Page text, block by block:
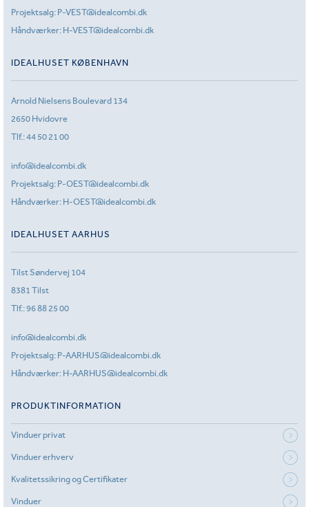
Projektsalg: P-VEST@idealcombi.dk
Håndværker: H-VEST@idealcombi.dk
IDEALHUSET KØBENHAVN
Arnold Nielsens Boulevard 134
2650 Hvidovre
Tlf.:44 50 21 00
info@idealcombi.dk
Projektsalg: P-OEST@idealcombi.dk
Håndværker: H-OEST@idealcombi.dk
IDEALHUSET AARHUS
Tilst Søndervej 104
8381 Tilst
Tlf.:96 88 25 00
info@idealcombi.dk
Projektsalg: P-AARHUS@idealcombi.dk
Håndværker: H-AARHUS@idealcombi.dk
PRODUKTINFORMATION
Vinduer privat
Vinduer erhverv
Kvalitetssikring og Certifikater
Vinduer